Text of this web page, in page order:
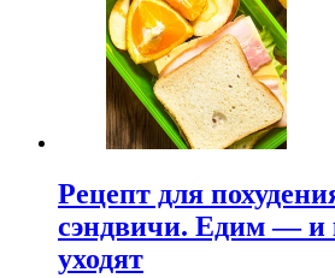
Рецепт для
сэндвичи. Едим — и
уходят